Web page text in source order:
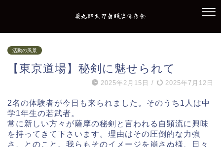
活動の風景
【東京道場】秘剣に魅せられて
2025年2月15日 / 2025年7月12日
2名の体験者が今日も来られました。そのうち1人は中
学1年生の若武者。
常に新しい方々が薩摩の秘剣と言われる自顕流に興味
を持ってきて下さいます。理由はその圧倒的な力強
さ、とのこと。我らもそのイメージを崩さぬ様、日々